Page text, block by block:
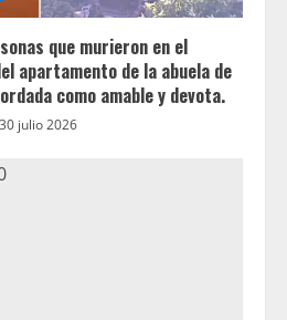
que murieron en el
apartamento de la abuela de
como amable y devota.
30 julio 2026